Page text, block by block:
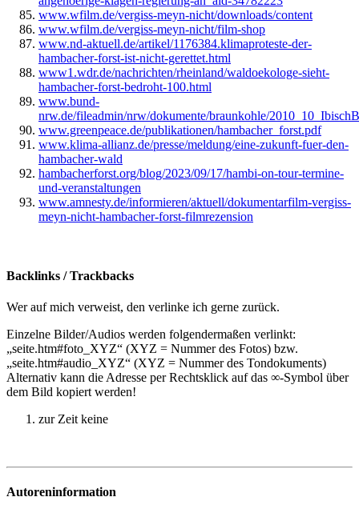
www.wfilm.de/vergiss-meyn-nicht/downloads/content
www.wfilm.de/vergiss-meyn-nicht/film-shop
www.nd-aktuell.de/artikel/1176384.klimaproteste-der-
hambacher-forst-ist-nicht-gerettet.html
www1.wdr.de/nachrichten/rheinland/waldoekologe-sieht-
hambacher-forst-bedroht-100.html
www.bund-
nrw.de/fileadmin/nrw/dokumente/braunkohle/
www.greenpeace.de/publikationen/hambacher_forst.pdf
www.klima-allianz.de/presse/meldung/eine-zukunft-fuer-den-
hambacher-wald
hambacherforst.org/blog/2023/09/17/hambi-on-tour-termine-
und-veranstaltungen
www.amnesty.de/informieren/aktuell/dokumentarfilm-vergiss-
meyn-nicht-hambacher-forst-filmrezension
Backlinks / Trackbacks
Wer auf mich verweist, den verlinke ich gerne zurück.
Einzelne Bilder/Audios werden folgendermaßen verlinkt:
„seite.htm#foto_XYZ“ (XYZ = Nummer des Fotos) bzw.
„seite.htm#audio_XYZ“ (XYZ = Nummer des Tondokuments)
Alternativ kann die Adresse per Rechtsklick auf das ∞-Symbol über
dem Bild kopiert werden!
zur Zeit keine
Autoreninformation